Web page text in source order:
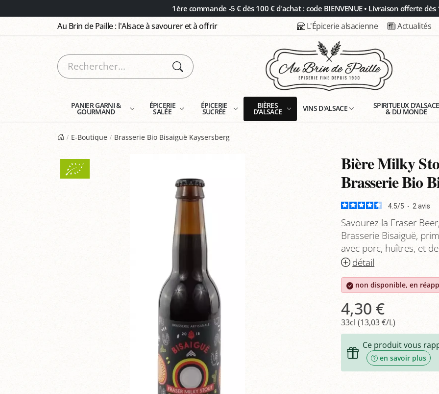
1ère commande -5 € dès 100 € d'achat : code BIENVENUE • Livraison offerte
Au Brin de Paille : l'Alsace à savourer et à offrir L'Épicerie alsacienne Actualités
PANIER GARNI &
GOURMAND
ÉPICERIE
SALÉE
ÉPICERIE
SUCRÉE
BIÈRES
D'ALSACE VINS D'ALSACE SPIRITUEUX D'ALSACE
& DU MONDE
E-Boutique Brasserie Bio Bisaiguë Kaysersberg
Bière Milky
Brasserie Bio
4.5/5 - 2 avis
Savourez la Fraser
Brasserie Bisaiguë,
avec porc, huîtres, et
détail
non disponible, en
4,30 €
33cl (13,03 €/L)
Ce produit vous
en savoir plus